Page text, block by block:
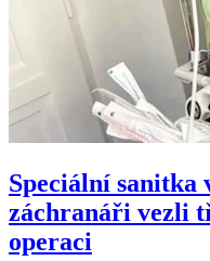
Speciální sanitka
záchranáři vezli
operaci